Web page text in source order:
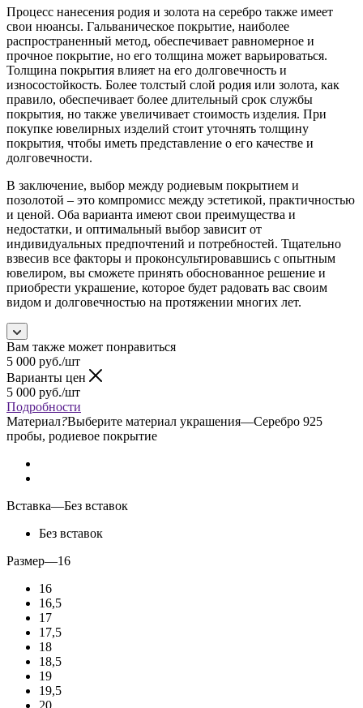
Процесс нанесения родия и золота на серебро также имеет
свои нюансы. Гальваническое покрытие, наиболее
распространенный метод, обеспечивает равномерное и
прочное покрытие, но его толщина может варьироваться.
Толщина покрытия влияет на его долговечность и
износостойкость. Более толстый слой родия или золота, как
правило, обеспечивает более длительный срок службы
покрытия, но также увеличивает стоимость изделия. При
покупке ювелирных изделий стоит уточнять толщину
покрытия, чтобы иметь представление о его качестве и
долговечности.
В заключение, выбор между родиевым покрытием и
позолотой – это компромисс между эстетикой, практичностью
и ценой. Оба варианта имеют свои преимущества и
недостатки, и оптимальный выбор зависит от
индивидуальных предпочтений и потребностей. Тщательно
взвесив все факторы и проконсультировавшись с опытным
ювелиром, вы сможете принять обоснованное решение и
приобрести украшение, которое будет радовать вас своим
видом и долговечностью на протяжении многих лет.
Вам также может понравиться
5 000 руб./шт
Варианты цен
5 000 руб./шт
Подробности
Материал?Выберите материал украшения—Серебро 925
пробы, родиевое покрытие
Вставка—Без вставок
Без вставок
Размер—16
16
16,5
17
17,5
18
18,5
19
19,5
20